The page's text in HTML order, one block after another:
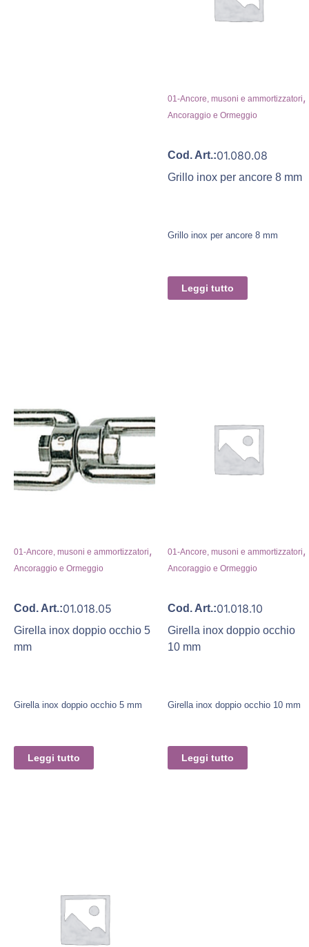
01-Ancore, musoni e ammortizzatori,
Ancoraggio e Ormeggio
Cod. Art.:01.080.08
Grillo inox per ancore 8 mm
Grillo inox per ancore 8 mm
Leggi tutto
01-Ancore, musoni e ammortizzatori,
Ancoraggio e Ormeggio
Cod. Art.:01.018.05
Girella inox doppio occhio 5
mm
Girella inox doppio occhio 5 mm
Leggi tutto
01-Ancore, musoni e ammortizzatori,
Ancoraggio e Ormeggio
Cod. Art.:01.018.10
Girella inox doppio occhio
10 mm
Girella inox doppio occhio 10 mm
Leggi tutto